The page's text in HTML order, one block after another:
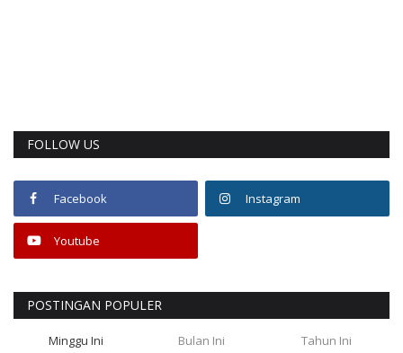
FOLLOW US
Facebook Instagram
Youtube
POSTINGAN POPULER
Minggu Ini Bulan Ini Tahun Ini